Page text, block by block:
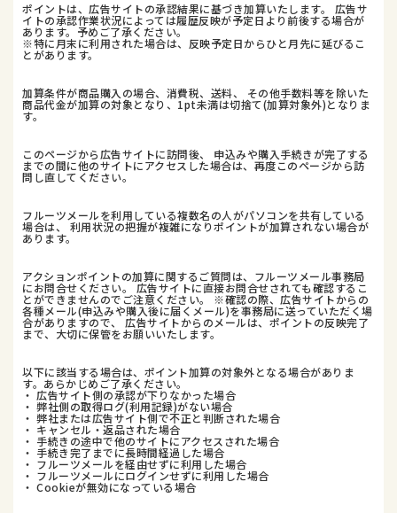
ポイントは、広告サイトの承認結果に基づき加算いたします。 広告サ
イトの承認作業状況によっては履歴反映が予定日より前後する場合が
あります。予めご了承ください。
※特に月末に利用された場合は、反映予定日からひと月先に延びるこ
とがあります。
加算条件が商品購入の場合、消費税、送料、 その他手数料等を除いた
商品代金が加算の対象となり、1pt未満は切捨て(加算対象外)となりま
す。
このページから広告サイトに訪問後、 申込みや購入手続きが完了する
までの間に他のサイトにアクセスした場合は、再度このページから訪
問し直してください。
フルーツメールを利用している複数名の人がパソコンを共有している
場合は、 利用状況の把握が複雑になりポイントが加算されない場合が
あります。
アクションポイントの加算に関するご質問は、フルーツメール事務局
にお問合せください。 広告サイトに直接お問合せされても確認するこ
とができませんのでご注意ください。 ※確認の際、広告サイトからの
各種メール(申込みや購入後に届くメール)を事務局に送っていただく場
合がありますので、 広告サイトからのメールは、ポイントの反映完了
まで、大切に保管をお願いいたします。
以下に該当する場合は、ポイント加算の対象外となる場合がありま
す。あらかじめご了承ください。
・ 広告サイト側の承認が下りなかった場合
・ 弊社側の取得ログ(利用記録)がない場合
・ 弊社または広告サイト側で不正と判断された場合
・ キャンセル・返品された場合
・ 手続きの途中で他のサイトにアクセスされた場合
・ 手続き完了までに長時間経過した場合
・ フルーツメールを経由せずに利用した場合
・ フルーツメールにログインせずに利用した場合
・ Cookieが無効になっている場合